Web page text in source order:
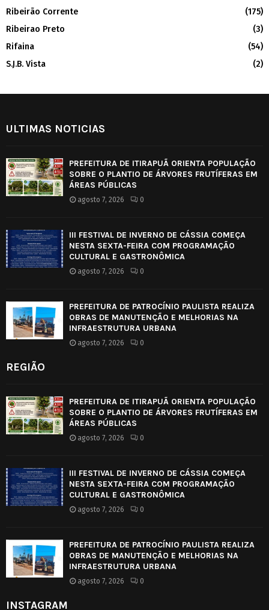
Ribeirão Corrente
(175)
Ribeirao Preto
(3)
Rifaina
(54)
S.J.B. Vista
(2)
ULTIMAS NOTICIAS
PREFEITURA DE ITIRAPUÃ ORIENTA POPULAÇÃO
SOBRE O PLANTIO DE ÁRVORES FRUTÍFERAS EM
ÁREAS PÚBLICAS
agosto 7, 2026 0
III FESTIVAL DE INVERNO DE CÁSSIA COMEÇA
NESTA SEXTA-FEIRA COM PROGRAMAÇÃO
CULTURAL E GASTRONÔMICA
agosto 7, 2026 0
PREFEITURA DE PATROCÍNIO PAULISTA REALIZA
OBRAS DE MANUTENÇÃO E MELHORIAS NA
INFRAESTRUTURA URBANA
agosto 7, 2026 0
REGIÃO
PREFEITURA DE ITIRAPUÃ ORIENTA POPULAÇÃO
SOBRE O PLANTIO DE ÁRVORES FRUTÍFERAS EM
ÁREAS PÚBLICAS
agosto 7, 2026 0
III FESTIVAL DE INVERNO DE CÁSSIA COMEÇA
NESTA SEXTA-FEIRA COM PROGRAMAÇÃO
CULTURAL E GASTRONÔMICA
agosto 7, 2026 0
PREFEITURA DE PATROCÍNIO PAULISTA REALIZA
OBRAS DE MANUTENÇÃO E MELHORIAS NA
INFRAESTRUTURA URBANA
agosto 7, 2026 0
INSTAGRAM